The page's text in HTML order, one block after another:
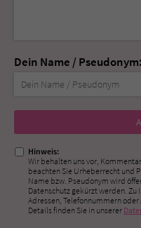
Dein Name / Pseudonym:
Nicht
ausfüllen!
Hinweis:
Wir behalten uns vor,
beachten Sie Urheberrecht und
Name bzw. Pseudonym wird
Datenschutz gekürzt werden.
Adressen, Telefonnummern
Details finden Sie in unserer